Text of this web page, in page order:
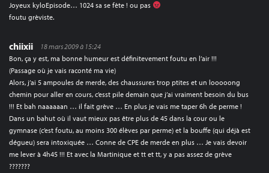
Joyeux kyloEpisode… 1024 sa se fète ! ou pas
foutu grèviste.
chiixii
18 mars 2009 à 15:24
Bon, ça y est, ma bonne humeur est définitevement foutu en l’air !!!
(Passage où je vais raconté ma vie)
Alors, j’ai 5 ampoules de merde, des chaussures trop ptites et un looooong
chemin pour aller en cours, c’esst pile demain que j’ai vraiment besoin du bus
!!! Et bah naaaaaan … il fait grève … En plus je vais me taper 6h de perme !
Dans un bahut où il vaut mieux pas être plus de 45 dans la cour ou le
gymnase (c’est foutu, au moins 300 élèves par perme) et la bouffe (qui déjà est
dégueu) sera intoxiquée … Conne de CPE de merde en plus … Je vais devoir
me lever à 4h45 !!! Et avec la Martinique et tt et tt, y a pas assez de grève
???????